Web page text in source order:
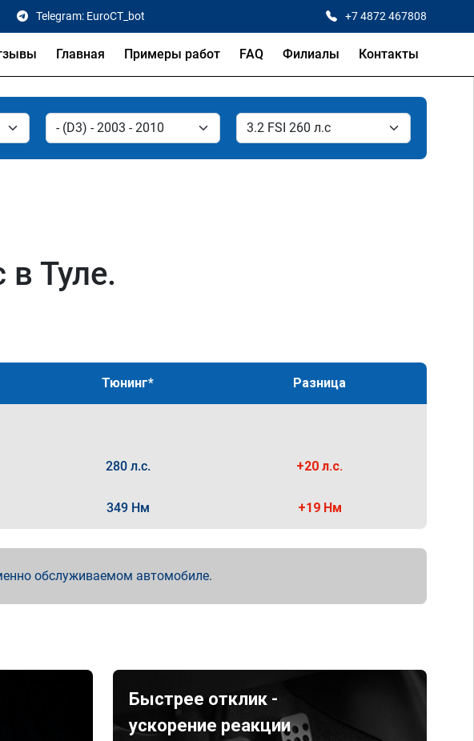
Telegram: EuroCT_bot +7 4872 467808
Главная Примеры работ FAQ Филиалы Контакты
Туле.
Тюнинг* Разница
280 л.с. +20 л.с.
349 Нм +19 Нм
обслуживаемом автомобиле.
Быстрее отклик -
ускорение реакции